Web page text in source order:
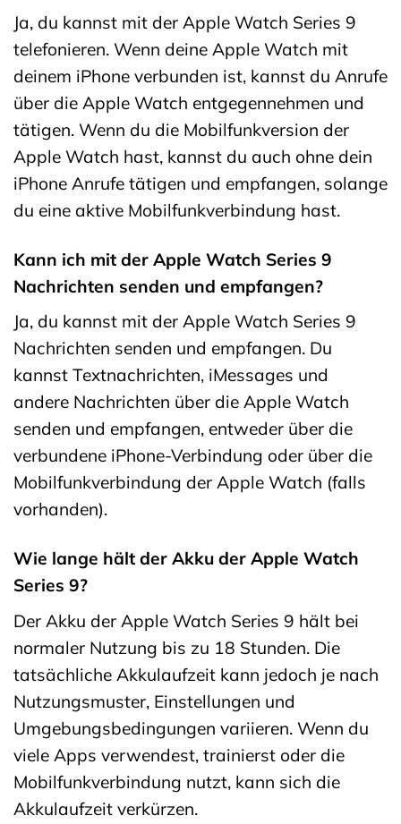
Ja, du kannst mit der Apple Watch Series 9
telefonieren. Wenn deine Apple Watch mit
deinem iPhone verbunden ist, kannst du Anrufe
über die Apple Watch entgegennehmen und
tätigen. Wenn du die Mobilfunkversion der
Apple Watch hast, kannst du auch ohne dein
iPhone Anrufe tätigen und empfangen, solange
du eine aktive Mobilfunkverbindung hast.
Kann ich mit der Apple Watch Series 9
Nachrichten senden und empfangen?
Ja, du kannst mit der Apple Watch Series 9
Nachrichten senden und empfangen. Du
kannst Textnachrichten, iMessages und
andere Nachrichten über die Apple Watch
senden und empfangen, entweder über die
verbundene iPhone-Verbindung oder über die
Mobilfunkverbindung der Apple Watch (falls
vorhanden).
Wie lange hält der Akku der Apple Watch
Series 9?
Der Akku der Apple Watch Series 9 hält bei
normaler Nutzung bis zu 18 Stunden. Die
tatsächliche Akkulaufzeit kann jedoch je nach
Nutzungsmuster, Einstellungen und
Umgebungsbedingungen variieren. Wenn du
viele Apps verwendest, trainierst oder die
Mobilfunkverbindung nutzt, kann sich die
Akkulaufzeit verkürzen.